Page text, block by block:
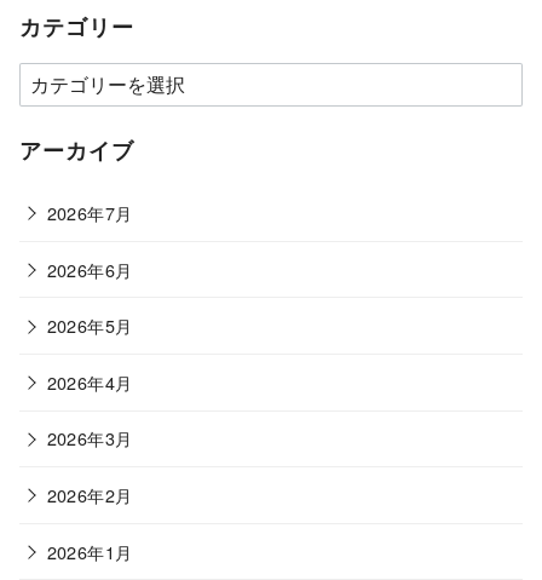
カテゴリー
カ
テ
ゴ
ー
アーカイブ
2026年7月
2026年6月
2026年5月
2026年4月
2026年3月
2026年2月
2026年1月